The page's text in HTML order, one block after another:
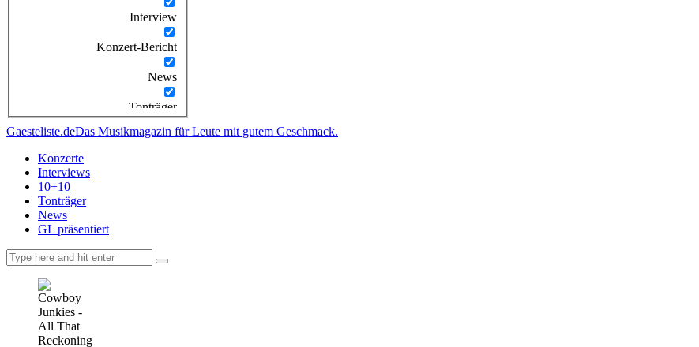
Interview
Konzert-Bericht
News
Tonträger
Gaesteliste.deDas Musikmagazin für Leute mit gutem Geschmack.
Konzerte
Interviews
10+10
Tonträger
News
GL präsentiert